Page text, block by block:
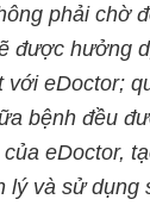
phải chờ
được hưởng
với eDoctor;
bệnh đều
eDoctor,
lý và sử dụng